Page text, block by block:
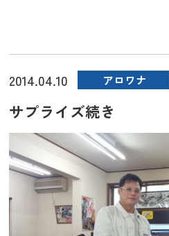
2014.04.10 アロワナ
サプライズ続き